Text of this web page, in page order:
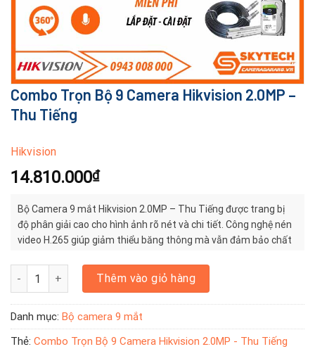
Combo Trọn Bộ 9 Camera Hikvision 2.0MP –
Thu Tiếng
Hikvision
14.810.000₫
Bộ Camera 9 mắt Hikvision 2.0MP – Thu Tiếng được trang bị
độ phân giải cao cho hình ảnh rõ nét và chi tiết. Công nghệ nén
video H.265 giúp giảm thiểu băng thông mà vẫn đảm bảo chất
Combo Trọn Bộ 9 Camera Hikvision 2.0MP - Thu Tiếng số lượng
Thêm vào giỏ hàng
Danh mục: Bộ camera 9 mắt
Thẻ: Combo Trọn Bộ 9 Camera Hikvision 2.0MP - Thu Tiếng